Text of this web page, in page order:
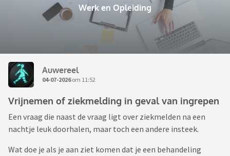
Werk en Opleiding
Auwereel
04-07-2026om 11:52
Vrijnemen of ziekmelding in geval van ingrepen
Een vraag die naast de vraag ligt over ziekmelden na een
nachtje leuk doorhalen, maar toch een andere insteek.
Wat doe je als je aan ziet komen dat je een behandeling